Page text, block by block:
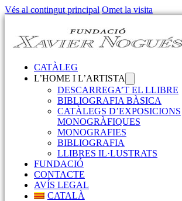
Vés al contingut principal Omet la visita
CATÀLEG
L’HOME I L’ARTISTA
DESCARREGA’T EL LLIBRE
BIBLIOGRAFIA BÀSICA
CATÀLEGS D’EXPOSICIONS
MONOGRÀFIQUES
MONOGRAFIES
BIBLIOGRAFIA
LLIBRES IL·LUSTRATS
FUNDACIÓ
CONTACTE
AVÍS LEGAL
CATALÀ